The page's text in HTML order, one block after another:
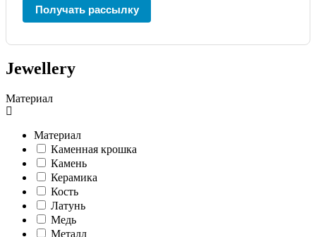
Получать рассылку
Jewellery
Материал
Материал
Каменная крошка
Камень
Керамика
Кость
Латунь
Медь
Металл